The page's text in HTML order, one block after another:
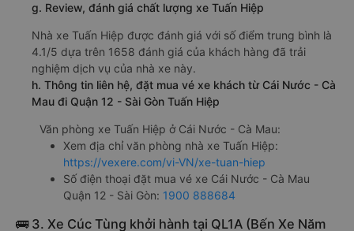
g. Review, đánh giá chất lượng xe Tuấn Hiệp
Nhà xe Tuấn Hiệp được đánh giá với số điểm trung bình là
4.1/5 dựa trên 1658 đánh giá của khách hàng đã trải
nghiệm dịch vụ của nhà xe này.
h. Thông tin liên hệ, đặt mua vé xe khách từ Cái Nước - Cà
Mau đi Quận 12 - Sài Gòn Tuấn Hiệp
Văn phòng xe Tuấn Hiệp ở Cái Nước - Cà Mau:
Xem địa chỉ văn phòng nhà xe Tuấn Hiệp:
https://vexere.com/vi-VN/xe-tuan-hiep
Số điện thoại đặt mua vé xe Cái Nước - Cà Mau
Quận 12 - Sài Gòn: 1900 888684
🚌 3. Xe Cúc Tùng khởi hành tại QL1A (Bến Xe Năm